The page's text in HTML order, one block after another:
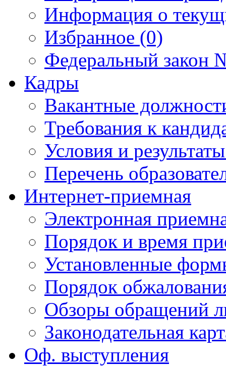
Информация о
Избранное (0)
Федеральный закон
Кадры
Вакантные
Требования к
Условия и
Перечень
Интернет-приемная
Электронная
Порядок и время
Установленные
Порядок
Обзоры обращений
Законодательная
Оф. выступления